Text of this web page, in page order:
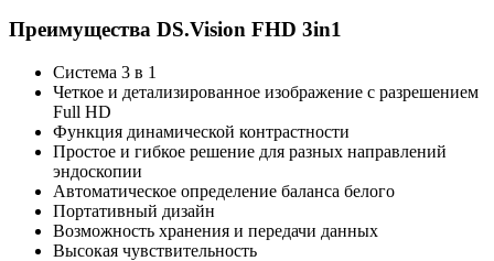
Преимущества DS.Vision FHD 3in1
Система 3 в 1
Четкое и детализированное изображение с разрешением
Full HD
Функция динамической контрастности
Простое и гибкое решение для разных направлений
эндоскопии
Автоматическое определение баланса белого
Портативный дизайн
Возможность хранения и передачи данных
Высокая чувствительность